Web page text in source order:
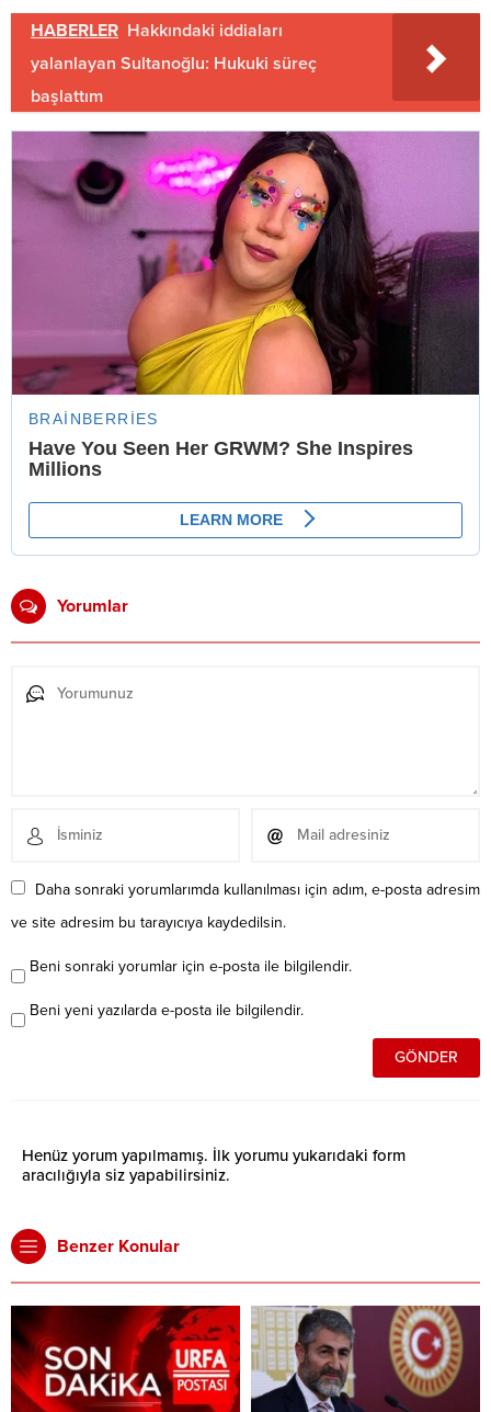
HABERLER Hakkındaki iddiaları
yalanlayan Sultanoğlu: Hukuki süreç
başlattım
Yorumlar
Daha sonraki yorumlarımda kullanılması için adım, e-posta adresim
ve site adresim bu tarayıcıya kaydedilsin.
Beni sonraki yorumlar için e-posta ile bilgilendir.
Beni yeni yazılarda e-posta ile bilgilendir.
Henüz yorum yapılmamış. İlk yorumu yukarıdaki form
aracılığıyla siz yapabilirsiniz.
Benzer Konular